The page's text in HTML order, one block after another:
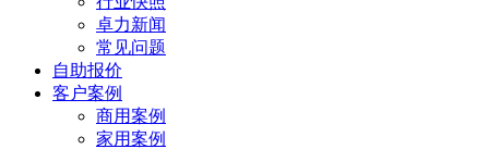
卓力新闻
常见问题
自助报价
客户案例
商用案例
家用案例